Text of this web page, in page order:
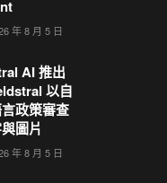
年 8 月 5 日
AI 推出
以自
政策審查
圖片
年 8 月 5 日